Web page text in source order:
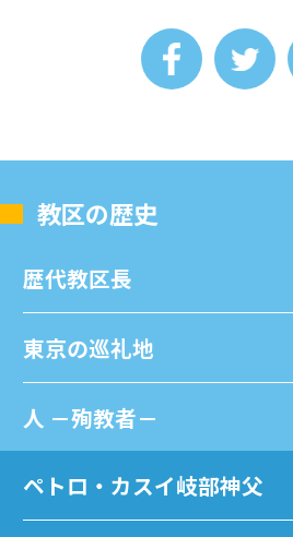
教区の歴史
歴代教区⻑
東京の巡礼地
⼈ －殉教者－
ペトロ・カスイ岐部神父